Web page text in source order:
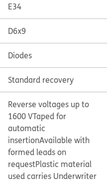
E34
D6x9
Diodes
Standard recovery
Reverse voltages up to
1600 VTaped for
automatic
insertionAvailable with
formed leads on
requestPlastic material
used carries Underwriter